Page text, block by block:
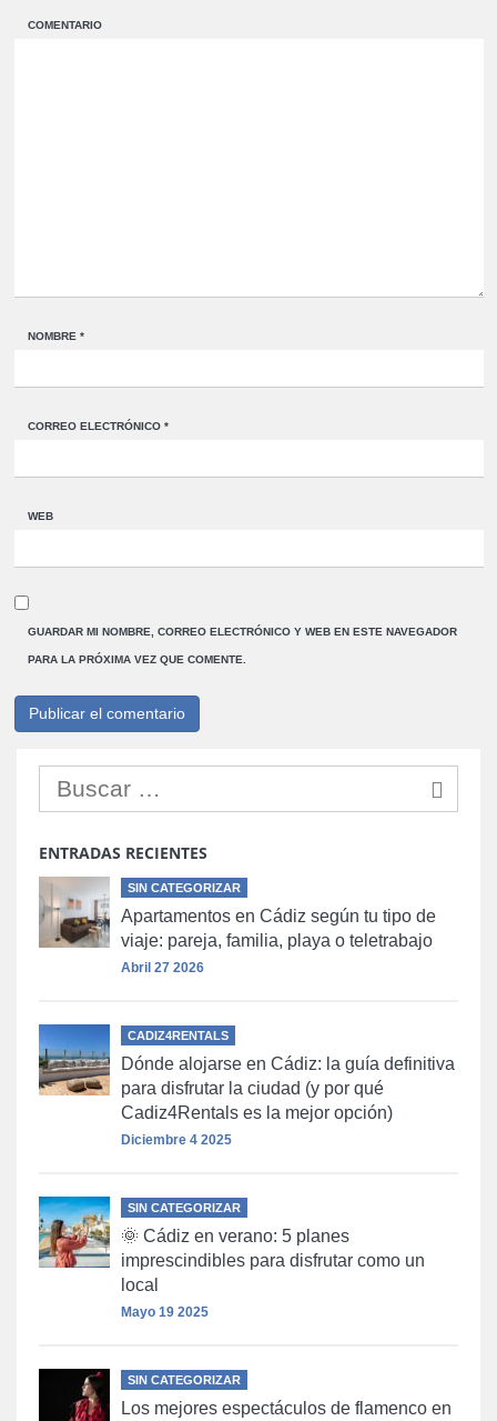
COMENTARIO
NOMBRE *
CORREO ELECTRÓNICO *
WEB
GUARDAR MI NOMBRE, CORREO ELECTRÓNICO Y WEB EN ESTE NAVEGADOR
PARA LA PRÓXIMA VEZ QUE COMENTE.
ENTRADAS RECIENTES
SIN CATEGORIZAR
Apartamentos en Cádiz según tu tipo de
viaje: pareja, familia, playa o teletrabajo
Abril 27 2026
CADIZ4RENTALS
Dónde alojarse en Cádiz: la guía definitiva
para disfrutar la ciudad (y por qué
Cadiz4Rentals es la mejor opción)
Diciembre 4 2025
SIN CATEGORIZAR
🌞 Cádiz en verano: 5 planes
imprescindibles para disfrutar como un
local
Mayo 19 2025
SIN CATEGORIZAR
Los mejores espectáculos de flamenco en